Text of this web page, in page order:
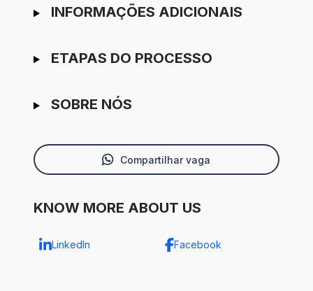
INFORMAÇÕES ADICIONAIS
ETAPAS DO PROCESSO
SOBRE NÓS
Compartilhar vaga
KNOW MORE ABOUT US
LinkedIn Facebook